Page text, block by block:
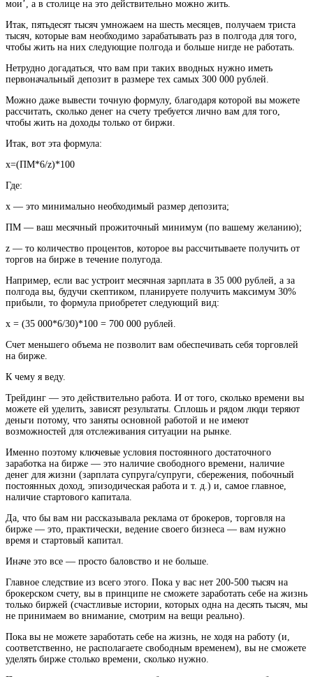
мои’, а в столице на это действительно можно жить.
Итак, пятьдесят тысяч умножаем на шесть месяцев, получаем триста
тысяч, которые вам необходимо зарабатывать раз в полгода для того,
чтобы жить на них следующие полгода и больше нигде не работать.
Нетрудно догадаться, что вам при таких вводных нужно иметь
первоначальный депозит в размере тех самых 300 000 рублей.
Можно даже вывести точную формулу, благодаря которой вы можете
рассчитать, сколько денег на счету требуется лично вам для того,
чтобы жить на доходы только от биржи.
Итак, вот эта формула:
х=(ПМ*6/z)*100
Где:
х — это минимально необходимый размер депозита;
ПМ — ваш месячный прожиточный минимум (по вашему желанию);
z — то количество процентов, которое вы рассчитываете получить от
торгов на бирже в течение полугода.
Например, если вас устроит месячная зарплата в 35 000 рублей, а за
полгода вы, будучи скептиком, планируете получить максимум 30%
прибыли, то формула приобретет следующий вид:
х = (35 000*6/30)*100 = 700 000 рублей.
Счет меньшего объема не позволит вам обеспечивать себя торговлей
на бирже.
К чему я веду.
Трейдинг — это действительно работа. И от того, сколько времени вы
можете ей уделить, зависят результаты. Сплошь и рядом люди теряют
деньги потому, что заняты основной работой и не имеют
возможностей для отслеживания ситуации на рынке.
Именно поэтому ключевые условия постоянного достаточного
заработка на бирже — это наличие свободного времени, наличие
денег для жизни (зарплата супруга/супруги, сбережения, побочный
постоянных доход, эпизодическая работа и т. д.) и, самое главное,
наличие стартового капитала.
Да, что бы вам ни рассказывала реклама от брокеров, торговля на
бирже — это, практически, ведение своего бизнеса — вам нужно
время и стартовый капитал.
Иначе это все — просто баловство и не больше.
Главное следствие из всего этого. Пока у вас нет 200-500 тысяч на
брокерском счету, вы в принципе не сможете заработать себе на жизнь
только биржей (счастливые истории, которых одна на десять тысяч, мы
не принимаем во внимание, смотрим на вещи реально).
Пока вы не можете заработать себе на жизнь, не ходя на работу (и,
соответственно, не располагаете свободным временем), вы не сможете
уделять бирже столько времени, сколько нужно.